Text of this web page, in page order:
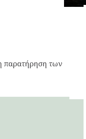
παρατήρηση των